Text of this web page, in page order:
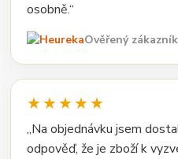
osobně.“
Ověřený zákazník
★★★★★
„Na objednávku jsem
odpověď, že je zboží k